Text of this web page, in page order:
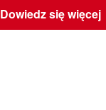
Dowiedz się więcej